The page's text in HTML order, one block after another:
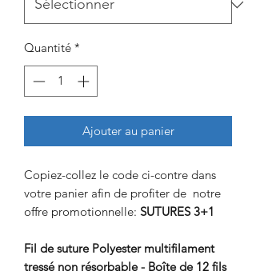
Quantité *
Ajouter au panier
Copiez-collez le code ci-contre dans
votre panier afin de profiter de notre
offre promotionnelle: SUTURES 3+1
Fil de suture Polyester multifilament
tressé non résorbable - Boîte de 12 fils